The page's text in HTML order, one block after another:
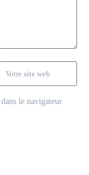
le navigateur